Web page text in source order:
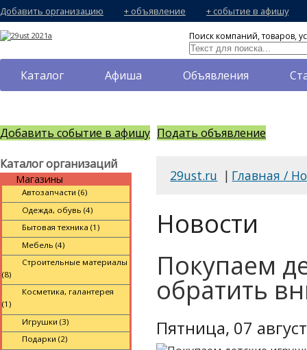
Добавить организацию + объявление + событие в афишу
Поиск компаний, товаров,
Каталог Афиша Объявления
Добавить событие в афишу Подать объявление
Каталог организаций
Магазины
Автозапчасти (6)
Одежда, обувь (4)
Бытовая техника (1)
Мебель (4)
Строительные материалы
(8)
Косметика, галантерея
(1)
Игрушки (3)
Подарки (2)
29ust.ru | Главная /
Новости
Покупаем
обратить
Пятница, 07